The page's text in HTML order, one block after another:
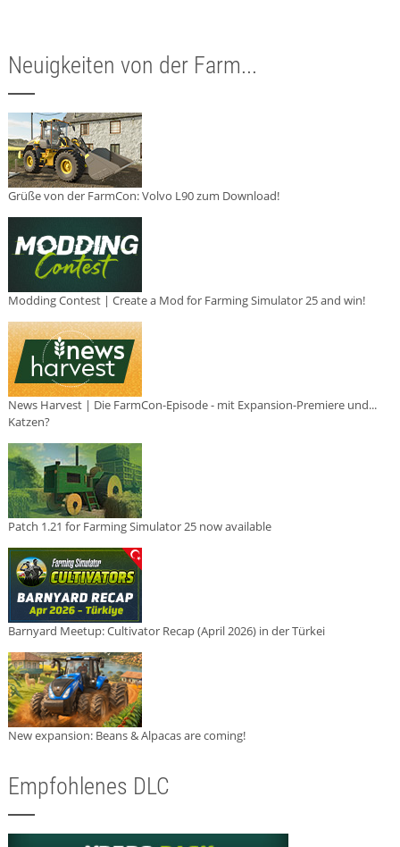
Neuigkeiten von der Farm...
Grüße von der FarmCon: Volvo L90 zum Download!
Modding Contest | Create a Mod for Farming Simulator 25 and win!
News Harvest | Die FarmCon-Episode - mit Expansion-Premiere und...
Katzen?
Patch 1.21 for Farming Simulator 25 now available
Barnyard Meetup: Cultivator Recap (April 2026) in der Türkei
New expansion: Beans & Alpacas are coming!
Empfohlenes DLC